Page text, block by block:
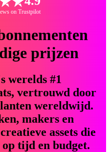
on Trustpilot
prijzen
werelds #1
vertrouwd door
wereldwijd.
makers en
assets die
tijd en budget.